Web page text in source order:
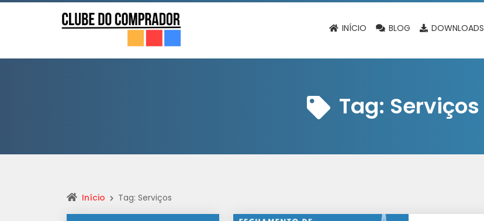
INÍCIO BLOG DOWNLOADS
Tag: Serviços
Início Tag: Serviços